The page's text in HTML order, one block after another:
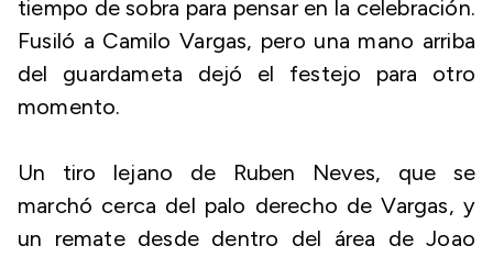
tiempo de sobra para pensar en la celebración.
Fusiló a Camilo Vargas, pero una mano arriba
del guardameta dejó el festejo para otro
momento.
Un tiro lejano de Ruben Neves, que se
marchó cerca del palo derecho de Vargas, y
un remate desde dentro del área de Joao